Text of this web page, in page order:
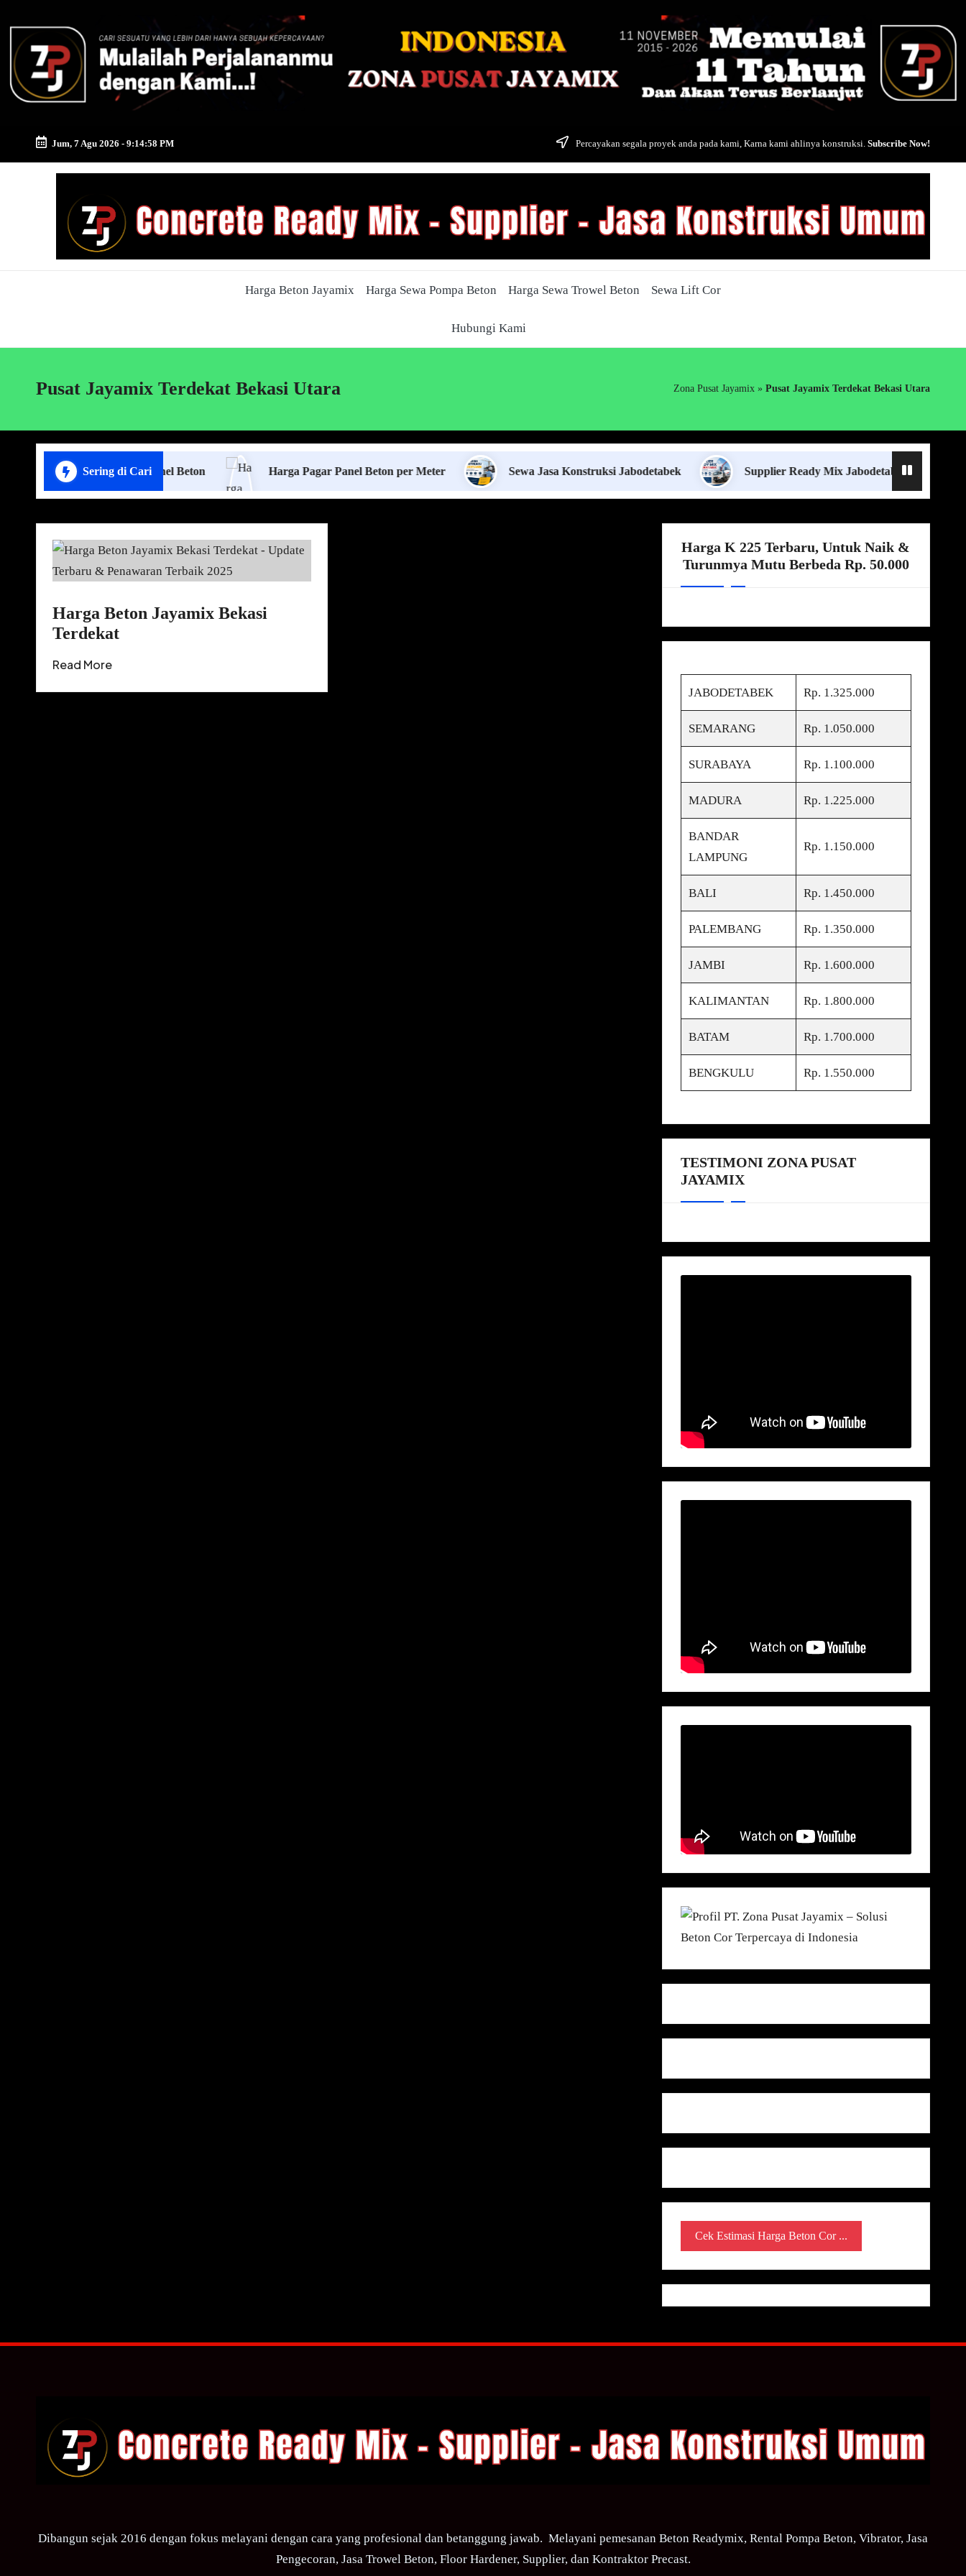
content
Jum, 7 Agu 2026 - 9:14:58 PM Percayakan segala proyek anda pada kami, Karna kami ahlinya konstruksi. Subscribe Now!
Harga Beton Jayamix Harga Sewa Pompa Beton Harga Sewa Trowel Beton Sewa Lift Cor
Hubungi Kami
Pusat Jayamix Terdekat Bekasi Utara Zona Pusat Jayamix » Pusat Jayamix Terdekat Bekasi Utara
Sering di Cari
Jasa Pasang Pagar Panel Beton Harga Pagar Panel Beton per Meter Sewa Jasa Konstruksi Jabodetabek Supplier Ready Mix Jabodetabek
Harga Beton Jayamix Bekasi
Terdekat
Read More
Harga K 225 Terbaru, Untuk Naik &
Turunmya Mutu Berbeda Rp. 50.000
JABODETABEK Rp. 1.325.000
SEMARANG Rp. 1.050.000
SURABAYA Rp. 1.100.000
MADURA Rp. 1.225.000
BANDAR
LAMPUNG
Rp. 1.150.000
BALI Rp. 1.450.000
PALEMBANG Rp. 1.350.000
JAMBI Rp. 1.600.000
KALIMANTAN Rp. 1.800.000
BATAM Rp. 1.700.000
BENGKULU Rp. 1.550.000
TESTIMONI ZONA PUSAT
JAYAMIX
Cek Estimasi Harga Beton Cor ...
Dibangun sejak 2016 dengan fokus melayani dengan cara yang profesional dan betanggung jawab. Melayani pemesanan Beton Readymix, Rental Pompa Beton, Vibrator, Jasa
Pengecoran, Jasa Trowel Beton, Floor Hardener, Supplier, dan Kontraktor Precast.